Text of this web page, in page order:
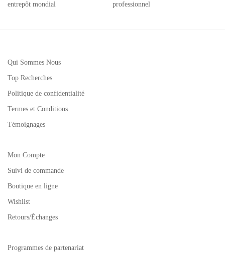
entrepôt mondial
professionnel
Qui Sommes Nous
Top Recherches
Politique de confidentialité
Termes et Conditions
Témoignages
Mon Compte
Suivi de commande
Boutique en ligne
Wishlist
Retours/Échanges
Programmes de partenariat